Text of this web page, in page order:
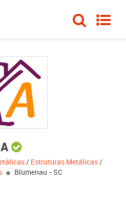
/ Estruturas Metálicas/
Blumenau - SC